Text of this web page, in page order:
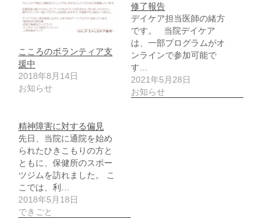
こころのボランティア支
援中
2018年8月14日
お知らせ
修了報告
デイケア担当医師の緒方
です。 当院デイケア
は、一部プログラムがオ
ンラインで参加可能で
す…
2021年5月28日
お知らせ
精神障害に対する偏見
先日、当院に通院を始め
られたひきこもりの方と
ともに、保健所のスポー
ツジムを訪れました。 こ
こでは、利…
2018年5月18日
できごと